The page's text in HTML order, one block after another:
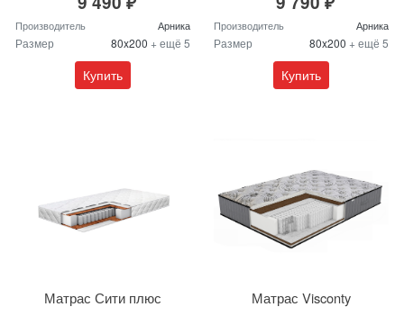
Производитель Арника
Размер 80x200 + ещё 5
Купить
Производитель Арника
Размер 80x200 + ещё 5
Купить
Матрас Сити плюс Матрас Visconty